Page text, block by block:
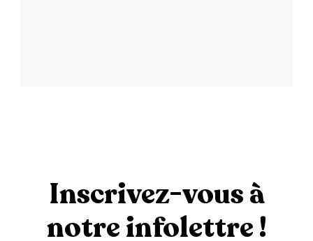
Inscrivez-vous à
notre infolettre !